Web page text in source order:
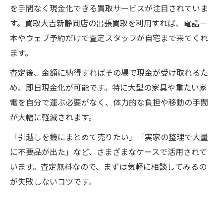
安心対応の買取サービスが静岡市で人気
査定無料の静岡市買取サービスメリット解
説
静岡市買取サービスの安心ポイントを紹介
静岡市で高価買取を叶える方法を紹介
静岡市で高価買取を実現するためのポイン
ト
査定無料の活用で静岡市の買取が高額に
高価買取は静岡市の出張サービスが近道
静岡市で高く売るための買取依頼方法
静岡市の買取専門店で高価買取を目指す
を手間なく現金化できる買取サービスが注目されていま
す。買取大吉新静岡店の出張買取を利用すれば、電話一
本やウェブ予約だけで査定スタッフが自宅まで来てくれ
ます。
査定後、金額に納得すればその場で現金が受け取れるた
め、即日現金化が可能です。特に大型の家具や重たい家
電を自分で運ぶ必要がなく、体力的な負担や移動の手間
が大幅に軽減されます。
「引越しを機にまとめて売りたい」「実家の整理で大量
に不要品が出た」など、さまざまなケースで活用されて
います。査定無料なので、まずは気軽に相談してみるの
が失敗しないコツです。